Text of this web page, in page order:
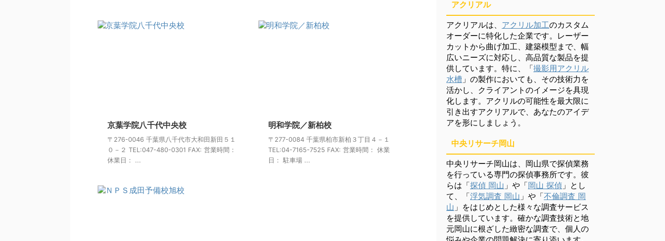
京葉学院八千代中央校
〒276-0046 千葉県八千代市大和田新田５１
０－２ TEL:047-480-0301 FAX: 営業時間：
休業日： ...
明和学院／新柏校
〒277-0084 千葉県柏市新柏３丁目４－１
TEL:04-7165-7525 FAX: 営業時間： 休業
日： 駐車場 ...
アクリアル
アクリアルは、 アクリル加工のカスタム
オーダーに特化した企業です。レーザー
カットから曲げ加工、建築模型まで、幅
広いニーズに対応し、高品質な製品を提
供しています。特に、「撮影用アクリル
水槽 」の製作においても、その技術力を
活かし、クライアントのイメージを具現
化します。アクリルの可能性を最大限に
引き出すアクリアルで、あなたのアイデ
アを形にしましょう。
中央リサーチ岡山
中央リサーチ岡山は、岡山県で探偵業務
を行っている専門の探偵事務所です。彼
らは「探偵 岡山 」や「岡山 探偵 」とし
て、「浮気調査 岡山 」や「不倫調査 岡
山 」をはじめとした様々な調査サービス
を提供しています。確かな調査技術と地
元岡山に根ざした緻密な調査で、個人の